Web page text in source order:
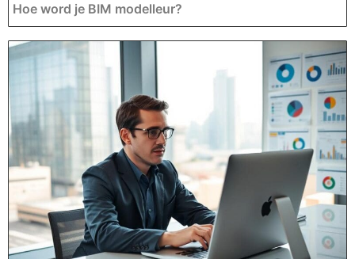
Hoe word je BIM modelleur?